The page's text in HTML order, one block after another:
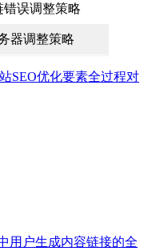
错误调整策略
器调整策略
SEO优化要素全过程对
用户生成内容链接的全